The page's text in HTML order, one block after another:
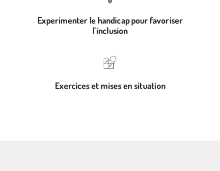
Experimenter le handicap pour favoriser
l’inclusion
Exercices et mises en situation